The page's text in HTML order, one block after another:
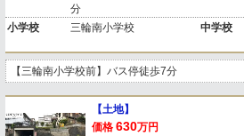
分
小学校 三輪南小学校 中学校
【三輪南小学校前】バス停徒歩7分
【土地】
価格 630万円